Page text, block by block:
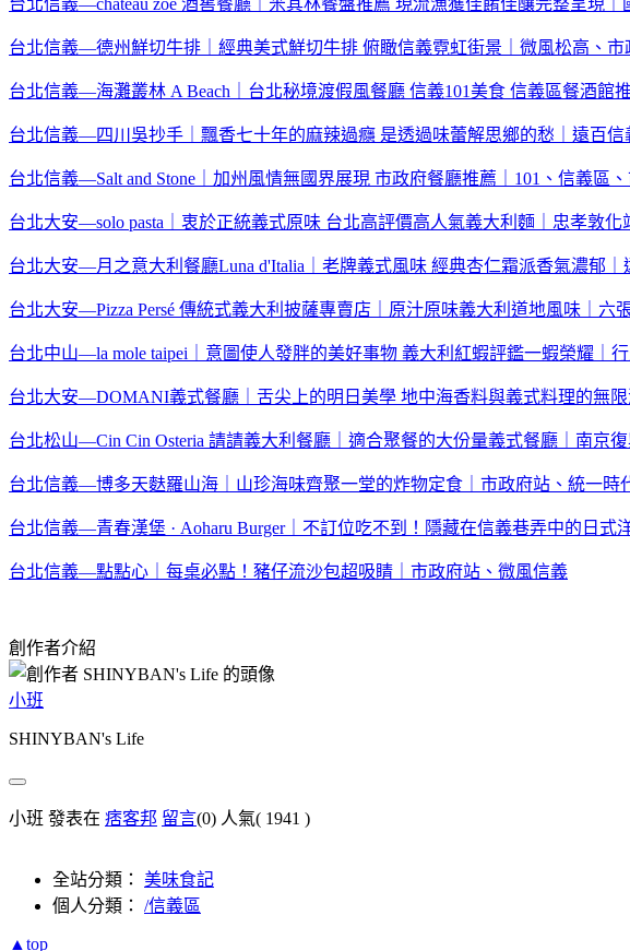
台北信義—德州鮮切牛排｜經典美式鮮切牛排 俯瞰信義霓虹街景｜微風松高、市
台北信義—海灘叢林 A Beach｜台北秘境渡假風餐廳 信義101美食 信義區餐酒館
台北信義—四川吳抄手｜飄香七十年的麻辣過癮 是透過味蕾解思鄉的愁｜遠百信
台北信義—Salt and Stone｜加州風情無國界展現 市政府餐廳推薦｜101、信義區
台北大安—solo pasta｜衷於正統義式原味 台北高評價高人氣義大利麵｜忠孝敦
台北大安—月之意大利餐廳Luna d'Italia｜老牌義式風味 經典杏仁霜派香氣濃郁｜
台北大安—Pizza Persé 傳統式義大利披薩專賣店｜原汁原味義大利道地風味｜六
台北中山—la mole taipei｜意圖使人發胖的美好事物 義大利紅蝦評鑑一蝦榮耀｜
台北大安—DOMANI義式餐廳｜舌尖上的明日美學 地中海香料與義式料理的無
台北松山—Cin Cin Osteria 請請義大利餐廳｜適合聚餐的大份量義式餐廳｜南京
台北信義—博多天麩羅山海｜山珍海味齊聚一堂的炸物定食｜市政府站、統一時
台北信義—青春漢堡 · Aoharu Burger｜不訂位吃不到！隱藏在信義巷弄中的日式
台北信義—點點心｜每桌必點！豬仔流沙包超吸睛｜市政府站、微風信義
創作者介紹
小班
SHINYBAN's Life
小班 發表在 痞客邦 留言(0) 人氣( 1941 )
全站分類： 美味食記
個人分類： /信義區
▲top